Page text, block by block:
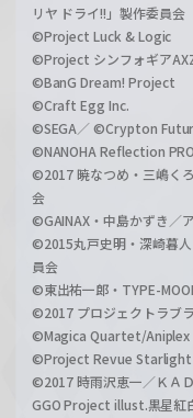
リヤ ドライ!!」製作委員会
©Project Luck & Logic
©Project シンフォギア
©BanG Dream! Project
©Craft Egg Inc.
©SEGA／ ©Crypton
©NANOHA Reflection
©2017 暁なつめ・三嶋く
会
©GAINAX・中島かずき／
©2015丸戸史明・深崎暮
員会
©東出祐一郎・TYPE-
©2017 プロジェクトラブ
©Magica Quartet/Aniplex
©Project Revue Starlight
©2017 時雨沢恵一／ＫＡ
GGO Project illust.黒星紅